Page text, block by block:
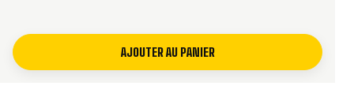
AJOUTER AU PANIER